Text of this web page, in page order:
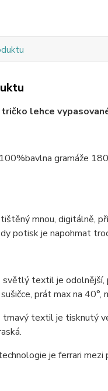
lehce
gramáže
mnou, digitálně,
potisk je napohmat
textil je odolnější,
prát max na 40°,
tmavý textil je tisknutý
je ferrari mezi